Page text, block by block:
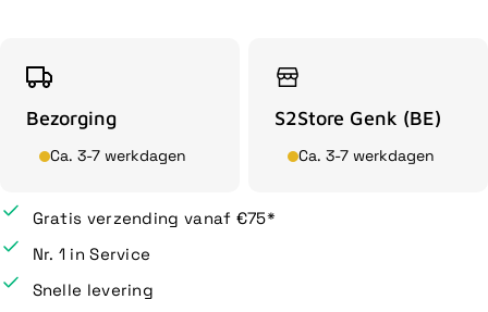
Bezorging
Ca. 3-7 werkdagen
S2Store Genk (BE)
Ca. 3-7 werkdagen
Gratis verzending vanaf €75*
Nr. 1 in Service
Snelle levering